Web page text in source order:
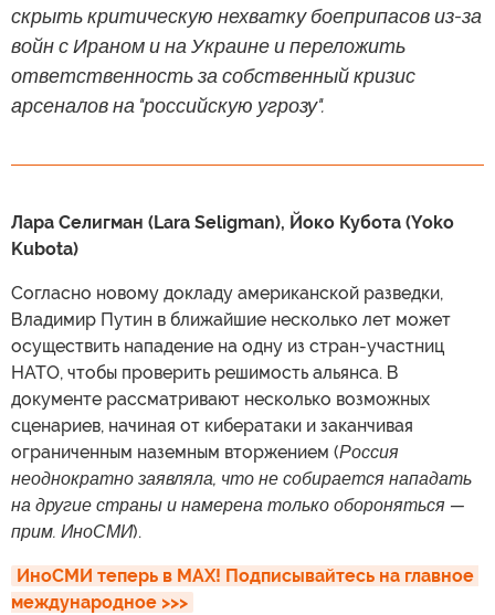
скрыть критическую нехватку боеприпасов из-за
войн с Ираном и на Украине и переложить
ответственность за собственный кризис
арсеналов на "российскую угрозу".
Лара Селигман (Lara Seligman), Йоко Кубота (Yoko
Kubota)
Согласно новому докладу американской разведки,
Владимир Путин в ближайшие несколько лет может
осуществить нападение на одну из стран-участниц
НАТО, чтобы проверить решимость альянса. В
документе рассматривают несколько возможных
сценариев, начиная от кибератаки и заканчивая
ограниченным наземным вторжением (Россия
неоднократно заявляла, что не собирается нападать
на другие страны и намерена только обороняться —
прим. ИноСМИ).
ИноСМИ теперь в MAX! Подписывайтесь на главное
международное >>>